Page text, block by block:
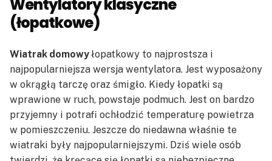
Wentylatory klasyczne
(łopatkowe)
Wiatrak domowyłopatkowy to najprostsza i
najpopularniejsza wersja wentylatora. Jest wyposażony
w okrągłą tarczę oraz śmigło. Kiedy łopatki są
wprawione w ruch, powstaje podmuch. Jest on bardzo
przyjemny i potrafi ochłodzić temperaturę powietrza
w pomieszczeniu. Jeszcze do niedawna właśnie te
wiatraki były najpopularniejszymi. Dziś wiele osób